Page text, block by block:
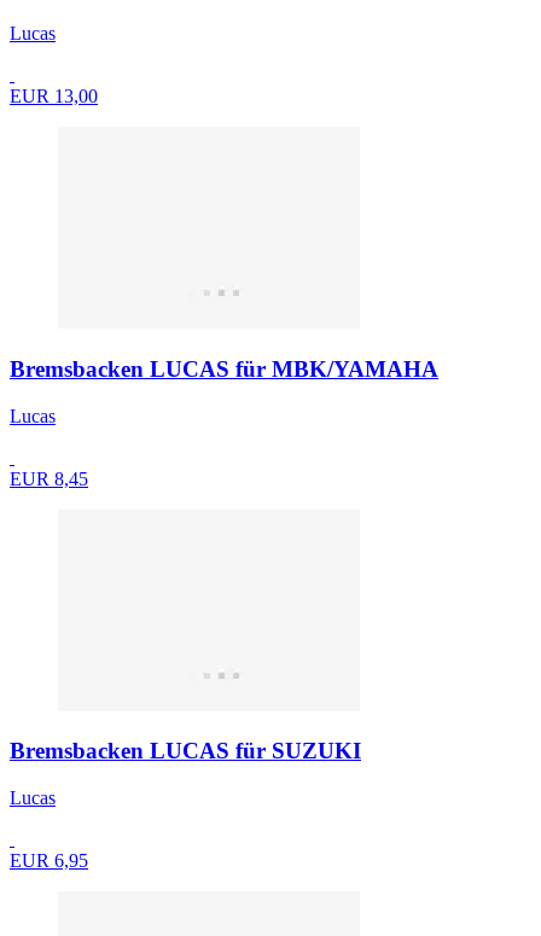
Lucas
EUR 13,00
Bremsbacken LUCAS für MBK/YAMAHA
Lucas
EUR 8,45
Bremsbacken LUCAS für SUZUKI
Lucas
EUR 6,95